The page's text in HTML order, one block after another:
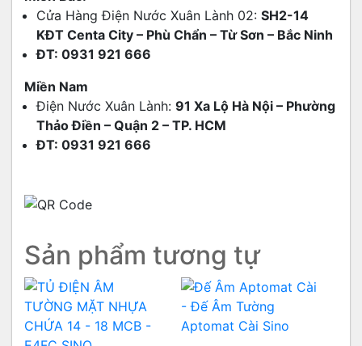
Cửa Hàng Điện Nước Xuân Lành 02: SH2-14
KĐT Centa City – Phù Chẩn – Từ Sơn – Bắc Ninh
ĐT: 0931 921 666
Miền Nam
Điện Nước Xuân Lành: 91 Xa Lộ Hà Nội – Phường
Thảo Điền – Quận 2 – TP. HCM
ĐT: 0931 921 666
Sản phẩm tương tự